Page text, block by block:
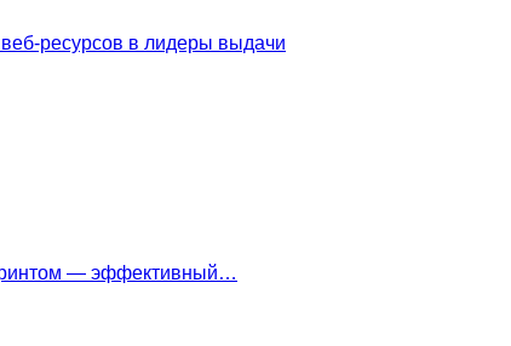
ресурсов в лидеры выдачи
— эффективный…